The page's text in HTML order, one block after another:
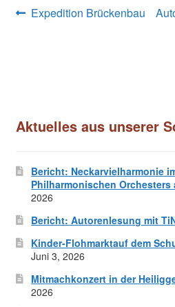
Vorheriger
Expedition Brückenbau
Aktuelles aus unserer
Bericht: Neckarvielharmonie
Philharmonischen Orchesters
2026
Bericht: Autorenlesung mit
Kinder-Flohmarktauf dem
Juni 3, 2026
Mitmachkonzert in der
2026